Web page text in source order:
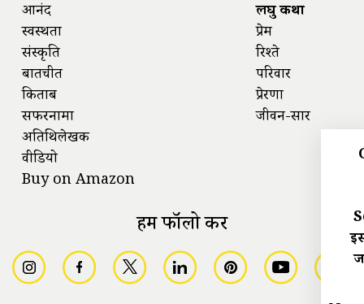
आनंद
स्वस्थता
संस्कृति
बातचीत
किताबें
सफरनामा
अतिथिलेखक
वीडियो
Buy on Amazon
लघु कथा
प्रेम
रिश्ते
परिवार
प्रेरणा
जीवन-सार
हमें फॉलो करें